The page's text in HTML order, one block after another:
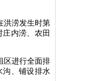
洪涝发生时第
内涝、农田
区进行全面排
沟、铺设排水